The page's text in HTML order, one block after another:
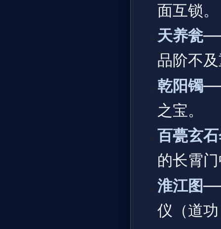
面互锁。
天养瓮
品阶不
乾阳镯
之宝。
百甍玄
的长霄
淮江图
仪（道